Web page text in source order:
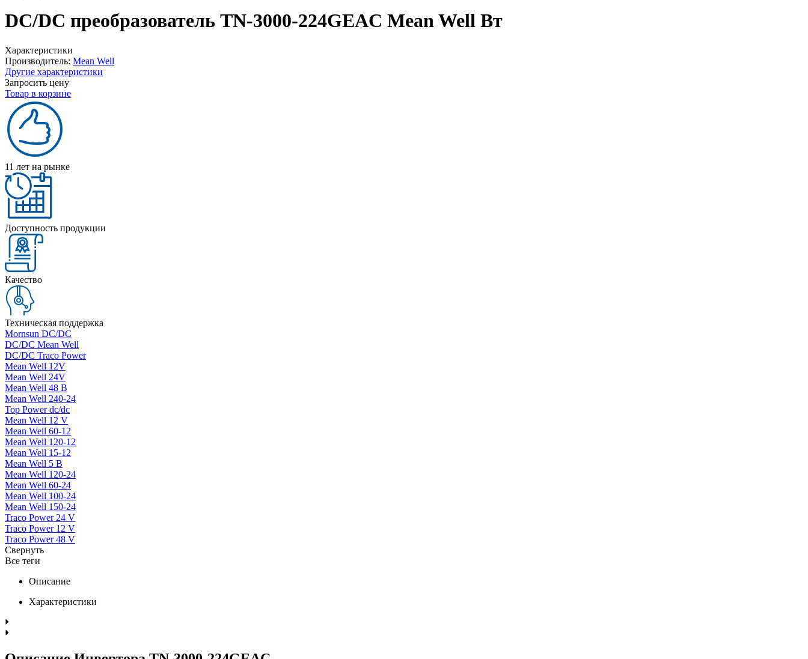
DC/DC преобразователь TN-3000-224GEAC Mean Well Вт
Характеристики
Производитель: Mean Well
Другие характеристики
Запросить цену
Товар в корзине
11 лет на рынке
Доступность продукции
Качество
Техническая поддержка
Mornsun DC/DC
DC/DC Mean Well
DC/DC Traco Power
Mean Well 12V
Mean Well 24V
Mean Well 48 В
Mean Well 240-24
Top Power dc/dc
Mean Well 12 V
Mean Well 60-12
Mean Well 120-12
Mean Well 15-12
Mean Well 5 В
Mean Well 120-24
Mean Well 60-24
Mean Well 100-24
Mean Well 150-24
Traco Power 24 V
Traco Power 12 V
Traco Power 48 V
Свернуть
Все теги
Описание
Характеристики